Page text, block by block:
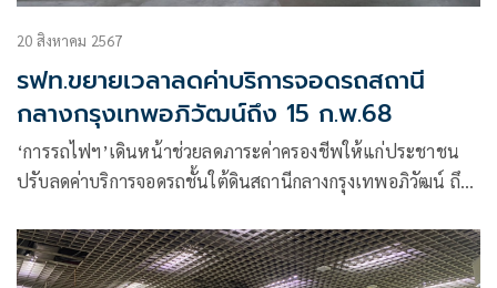
20 สิงหาคม 2567
รฟท.ขยายเวลาลดค่าบริการจอดรถสถานี
กลางกรุงเทพอภิวัฒน์ถึง 15 ก.พ.68
‘การรถไฟฯ’เดินหน้าช่วยลดภาระค่าครองชีพให้แก่ประชาชน
ปรับลดค่าบริการจอดรถชั้นใต้ดินสถานีกลางกรุงเทพอภิวัฒน์ ถึง